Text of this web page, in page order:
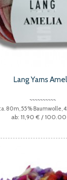
Lang Yarns
80m, 55% Baumwolle,
11,90 € / 100.00